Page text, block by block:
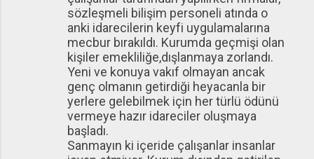
sözleşmeli bilişim personeli atında o
anki idarecilerin keyfi uygulamalarına
mecbur bırakıldı. Kurumda geçmişi olan
kişiler emekliliğe,dışlanmaya zorlandı.
Yeni ve konuya vakıf olmayan ancak
genç olmanın getirdiği heyacanla bir
yerlere gelebilmek için her türlü ödünü
vermeye hazır idareciler oluşmaya
başladı.
Sanmayın ki içeride çalışanlar insanlar